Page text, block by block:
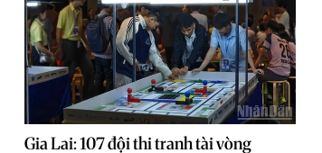
Gia Lai: 107 đội thi tranh tài vòng